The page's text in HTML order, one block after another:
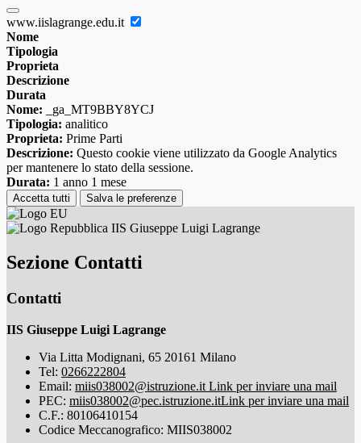
www.iislagrange.edu.it
Nome
Tipologia
Proprieta
Descrizione
Durata
Nome: _ga_MT9BBY8YCJ
Tipologia: analitico
Proprieta: Prime Parti
Descrizione: Questo cookie viene utilizzato da Google Analytics
per mantenere lo stato della sessione.
Durata: 1 anno 1 mese
Accetta tutti Salva le preferenze
IIS Giuseppe Luigi Lagrange
Sezione Contatti
Contatti
IIS Giuseppe Luigi Lagrange
Via Litta Modignani, 65 20161 Milano
Tel: 0266222804
Email: miis038002@istruzione.it Link per inviare una mail
PEC: miis038002@pec.istruzione.itLink per inviare una mail
C.F.: 80106410154
Codice Meccanografico: MIIS038002